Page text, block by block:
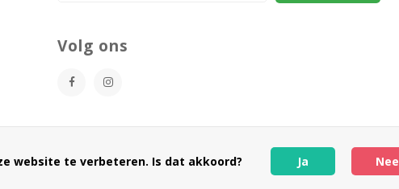
Volg ons
website te verbeteren. Is dat akkoord? Ja Nee